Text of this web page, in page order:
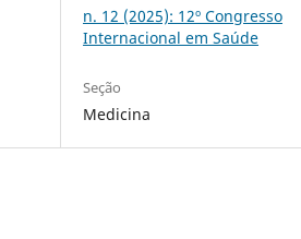
n. 12 (2025): 12º Congresso
Internacional em Saúde
Seção
Medicina